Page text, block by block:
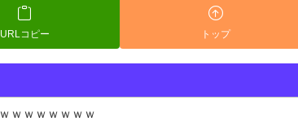
URLコピー トップ
ｗｗｗｗｗｗｗ